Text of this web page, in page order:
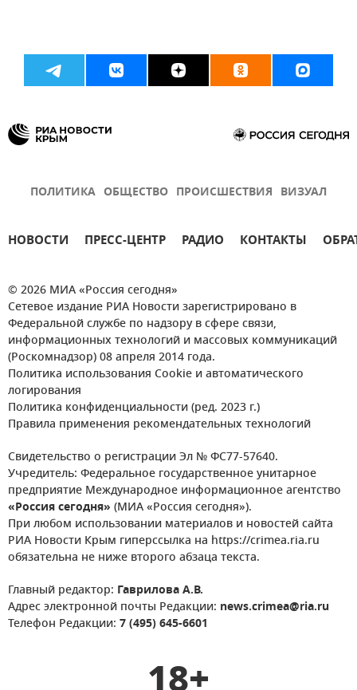
ПОЛИТИКА ОБЩЕСТВО ПРОИСШЕСТВИЯ ВИЗУАЛ
НОВОСТИ ПРЕСС-ЦЕНТР РАДИО КОНТАКТЫ
© 2026 МИА «Россия сегодня»
Сетевое издание РИА Новости зарегистрировано в
Федеральной службе по надзору в сфере связи,
информационных технологий и массовых коммуникаций
(Роскомнадзор) 08 апреля 2014 года.
Политика использования Cookie и автоматического
логирования
Политика конфиденциальности (ред. 2023 г.)
Правила применения рекомендательных технологий
Свидетельство о регистрации Эл № ФС77-57640.
Учредитель: Федеральное государственное унитарное
предприятие Международное информационное агентство
«Россия сегодня» (МИА «Россия сегодня»).
При любом использовании материалов и новостей сайта
РИА Новости Крым гиперссылка на https://crimea.ria.ru
обязательна не ниже второго абзаца текста.
Главный редактор: Гаврилова А.В.
Адрес электронной почты Редакции: news.crimea@ria.ru
Телефон Редакции: 7 (495) 645-6601